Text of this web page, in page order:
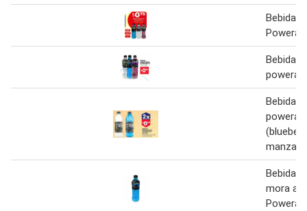
Bebida
Bebida
Bebida
Bebida
mora